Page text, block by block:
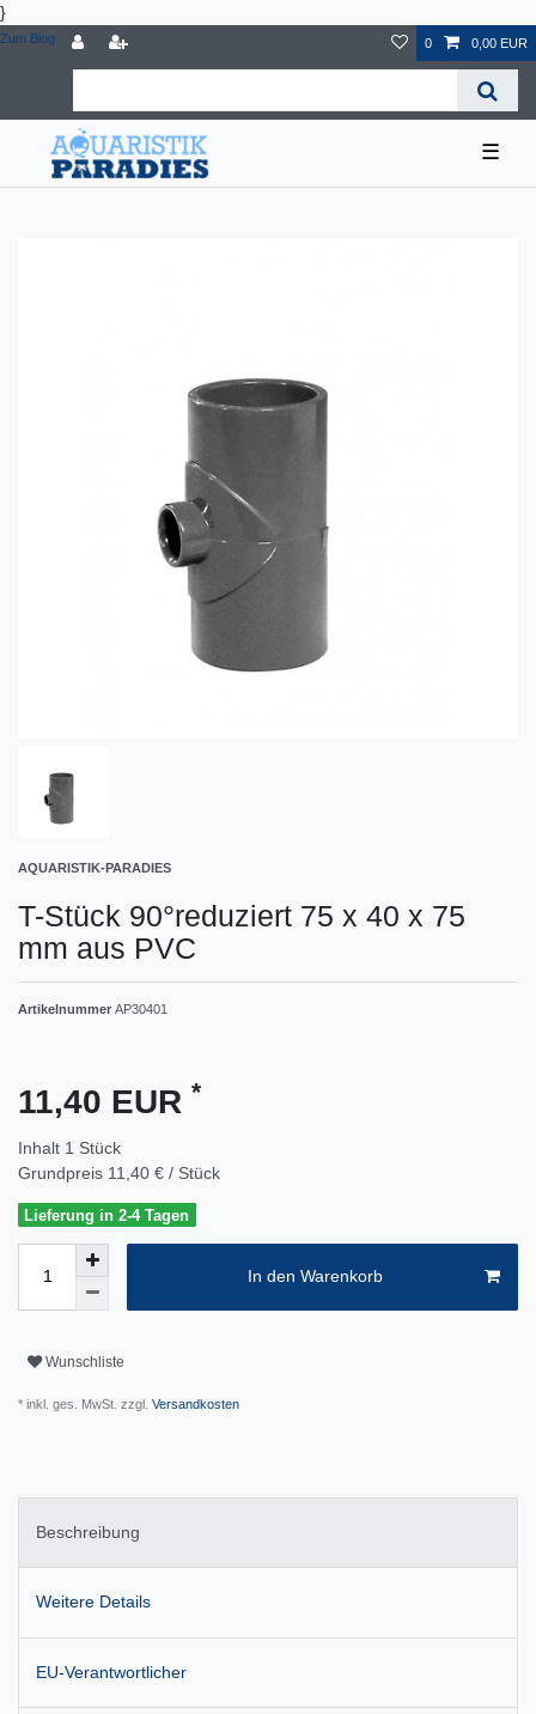
}
Zum Blog 0 0,00 EUR
☰
AQUARISTIK-PARADIES
T-Stück 90°reduziert 75 x 40 x 75
mm aus PVC
Artikelnummer AP30401
11,40 EUR *
Inhalt 1 Stück
Grundpreis 11,40 € / Stück
Lieferung in 2-4 Tagen
In den Warenkorb
Wunschliste
* inkl. ges. MwSt. zzgl. Versandkosten
Beschreibung
Weitere Details
EU-Verantwortlicher